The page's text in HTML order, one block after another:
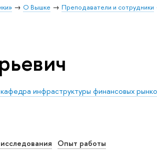
О Вышке Преподаватели и сотрудники
кафедра инфраструктуры финансовых
Опыт работы